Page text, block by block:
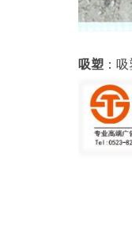
吸塑 ：